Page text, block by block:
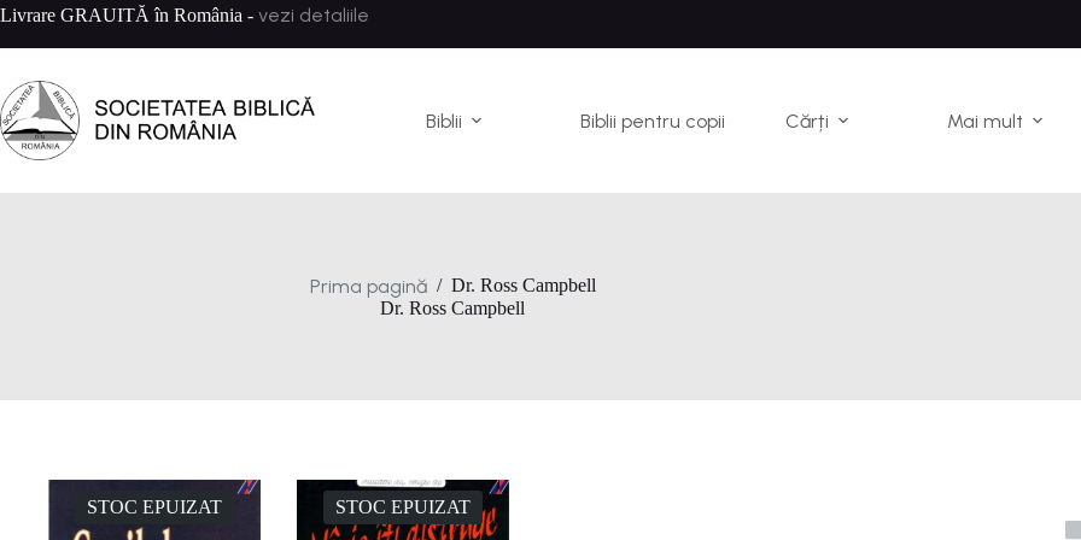
Sari
conținut
Livrare GRAUITĂ în România - vezi detaliile
Biblii Biblii pentru copii Cărți Mai mult
Prima pagină / Dr. Ross Campbell
Dr. Ross Campbell
STOC EPUIZAT STOC EPUIZAT